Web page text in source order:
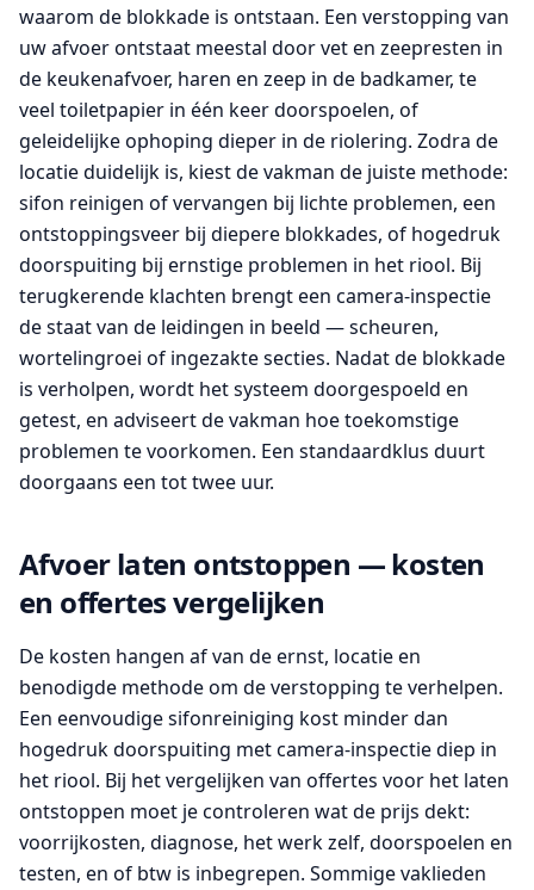
waarom de blokkade is ontstaan. Een verstopping van
uw afvoer ontstaat meestal door vet en zeepresten in
de keukenafvoer, haren en zeep in de badkamer, te
veel toiletpapier in één keer doorspoelen, of
geleidelijke ophoping dieper in de riolering. Zodra de
locatie duidelijk is, kiest de vakman de juiste methode:
sifon reinigen of vervangen bij lichte problemen, een
ontstoppingsveer bij diepere blokkades, of hogedruk
doorspuiting bij ernstige problemen in het riool. Bij
terugkerende klachten brengt een camera-inspectie
de staat van de leidingen in beeld — scheuren,
wortelingroei of ingezakte secties. Nadat de blokkade
is verholpen, wordt het systeem doorgespoeld en
getest, en adviseert de vakman hoe toekomstige
problemen te voorkomen. Een standaardklus duurt
doorgaans een tot twee uur.
Afvoer laten ontstoppen — kosten
en offertes vergelijken
De kosten hangen af van de ernst, locatie en
benodigde methode om de verstopping te verhelpen.
Een eenvoudige sifonreiniging kost minder dan
hogedruk doorspuiting met camera-inspectie diep in
het riool. Bij het vergelijken van offertes voor het laten
ontstoppen moet je controleren wat de prijs dekt:
voorrijkosten, diagnose, het werk zelf, doorspoelen en
testen, en of btw is inbegrepen. Sommige vaklieden